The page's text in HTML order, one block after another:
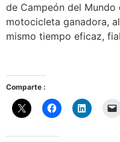
de Campeón del Mundo
motocicleta ganadora,
mismo tiempo eficaz,
Comparte :